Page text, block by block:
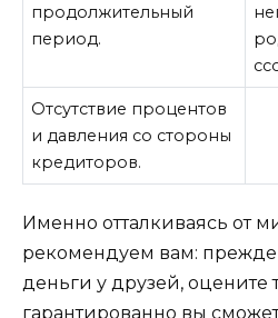
продолжительный
период.
Отсутствие процентов
и давления со стороны
кредиторов.
Именно отталкиваясь от
рекомендуем вам:
деньги у друзей, оцените
гарантированно вы